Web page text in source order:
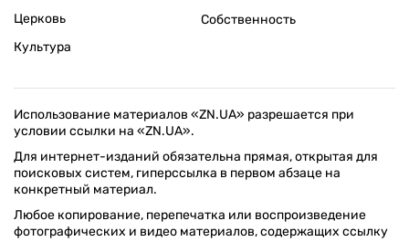
Церковь
Культура
Собственность
Использование материалов «ZN.UA» разрешается при
условии ссылки на «ZN.UA».
Для интернет-изданий обязательна прямая, открытая для
поисковых систем, гиперссылка в первом абзаце на
конкретный материал.
Любое копирование, перепечатка или воспроизведение
фотографических и видео материалов, содержащих ссылку